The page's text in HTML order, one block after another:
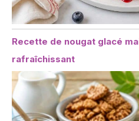
Recette de nougat glacé
rafraîchissant